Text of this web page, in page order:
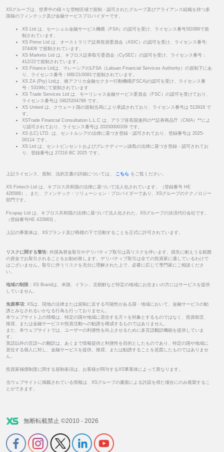
XSグループは、世界中の様々な管轄区域で規制・認可されたグループ及びアライアンス組織を持つ多
国籍のフィンテック及び金融サービスプロバイダーです。
XS Ltd は、セーシェル金融サービス機構（FSA）の認可を受け、ライセンス番号SD089で規
制されています。
XS Prime Ltd は、オーストラリア証券投資委員会（ASIC）の認可を受け、ライセンス番号:
374409 で規制されています。
XS Markets Ltd は、キプロス証券取引委員会（CySEC）の認可を受け、ライセンス番号：
412/22で規制されています。
XS Finance Ltdは、マレーシアのLFSA（Labuan Financial Services Authority）の規制下にあ
り、ライセンス番号：MB/21/0081で規制されています。
XS ZA (Pty) Ltdは、南アフリカ金融セクター行動機構(FSCA)の認可を受け、ライセンス番
号：53199にて規制されています
XS Trade Services Ltd は、モーリシャス金融サービス委員会（FSC）の認可を受けており、
ライセンス番号は GB25204786 です。
XS United は、クウェート国の規制当局により承認されており、ライセンス番号は 513918 で
す。
XSTrade Financial Consultation L.L.C は、アラブ首長国連邦の**証券商品庁（CMA）**によ
り認可されており、ライセンス番号は 20200000339 です。
XS (LC) LTD. は、セントルシアの法律に基づき登録・認可されており、登録番号は 2025-
00114 です。
XS Ltd は、セントビンセントおよびグレナディーン諸島の法律に基づき登録・認可されてお
り、登録番号は 27216 BC 2025 です。
上記ライセンス、規制、法的文書の詳細については、 こちら をご覧ください。
XS Fintech Ltd は、キプロス共和国の法律に基づいて法人化されています。（登録番号 HE
426566）。また、フィンテック・ソリューション・プロバイダーであり、XSグループのテクノロジー
部門です。
Ficupay Ltd は、キプロス共和国の法律に基づいて法人化された、XSグループの決済代行会社です。
（登録番号HE 433983) 。
上記の事業体は、XSブランド及び商標の下で活動することを正式に許可されています。
リスクに関する警告: 外国為替金取引やデリバティブ取引は高リスクを伴います。損失に耐えうる範囲
の資金でお取引されることをお勧め致します。デリバティブ取引は全ての投資家に適しているわけで
はございません。取引に伴うリスクを充分に理解された上で、必要に応じて専門家にご相談くださ
い。
地域の制限 : XS Brandは、米国、イラン、北朝鮮など特定の地域にお住まいの方にはサービスを提供
していません。
免責事項: XSは、現地の法律または規制に反する可能性がある国・地域において、金融サービスの勧
誘とみなされるいかなる行為も行っておりません。
本ウェブサイト上の情報は、特定の国や地域に居住する方々を対象とするものではなく、投資助言、
推奨、または金融サービスや投資活動への勧誘を構成するものではありません。
また、本ウェブサイトでは、ユーザーの利便性を向上させるために多言語翻訳機能を提供していま
す。
英語以外の言語への翻訳は、あくまで情報提供と利便性を目的としたものであり、特定の国や地域に
居住する個人に対し、金融サービスを提供、推奨、または勧誘することを意図したものではありませ
ん。
投資家補償制度に関する規制条項は、お客様が関与するXS事業体によって異なります。
当ウェブサイトに掲載されている情報は、XSグループの書面による許諾を得た場合にのみ複製するこ
とができます。
無断転載禁止 ©2010 - 2026